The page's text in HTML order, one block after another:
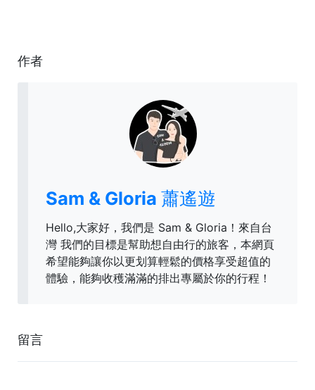
作者
Sam & Gloria 蕭遙遊
Hello,大家好，我們是 Sam & Gloria！來自台
灣 我們的目標是幫助想自由行的旅客，本網頁
希望能夠讓你以更划算輕鬆的價格享受超值的
體驗，能夠收穫滿滿的排出專屬於你的行程！
留言